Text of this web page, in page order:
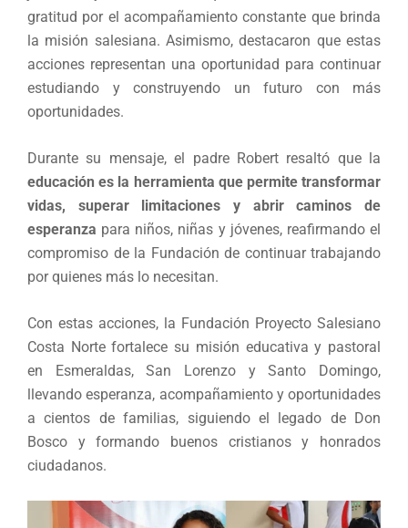
gratitud por el acompañamiento constante que brinda
la misión salesiana. Asimismo, destacaron que estas
acciones representan una oportunidad para continuar
estudiando y construyendo un futuro con más
oportunidades.
Durante su mensaje, el padre Robert resaltó que la
educación es la herramienta que permite transformar
vidas, superar limitaciones y abrir caminos de
esperanza para niños, niñas y jóvenes, reafirmando el
compromiso de la Fundación de continuar trabajando
por quienes más lo necesitan.
Con estas acciones, la Fundación Proyecto Salesiano
Costa Norte fortalece su misión educativa y pastoral
en Esmeraldas, San Lorenzo y Santo Domingo,
llevando esperanza, acompañamiento y oportunidades
a cientos de familias, siguiendo el legado de Don
Bosco y formando buenos cristianos y honrados
ciudadanos.